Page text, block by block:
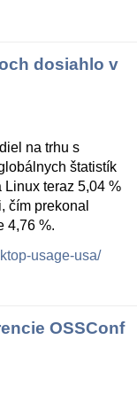
dosiahlo v
na trhu s
štatistík
teraz 5,04 %
čím prekonal
4,76 %.
usage-usa/
OSSConf